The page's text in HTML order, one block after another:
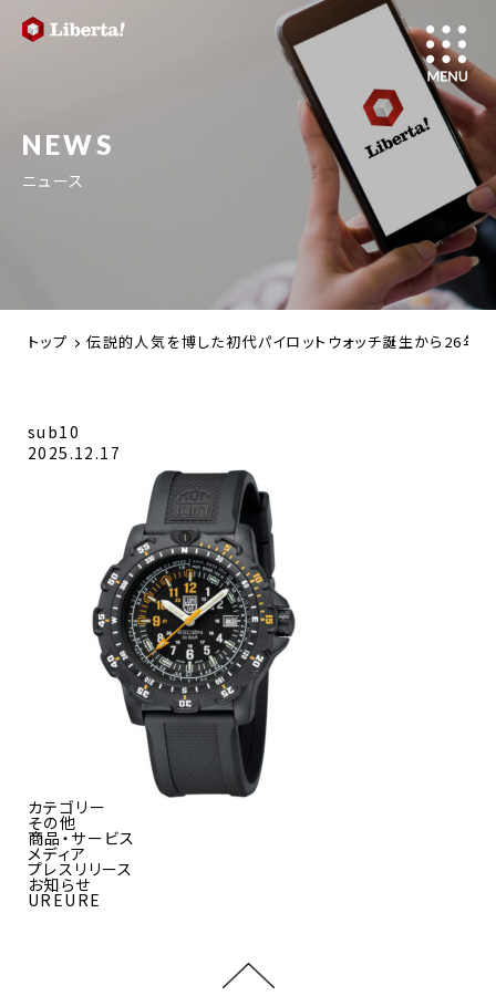
NEWS
ニュース
トップ 伝説的人気を博した初代パイロットウォッチ誕生から26年
sub10
2025.12.17
カテゴリー
その他
商品・サービス
メディア
プレスリリース
お知らせ
UREURE